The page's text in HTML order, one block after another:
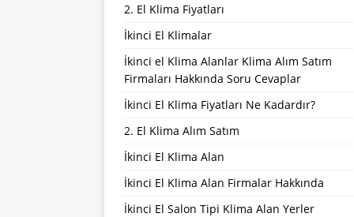
2. El Klima Fiyatları
İkinci El Klimalar
İkinci el Klima Alanlar Klima Alım Satım
Firmaları Hakkında Soru Cevaplar
İkinci El Klima Fiyatları Ne Kadardır?
2. El Klima Alım Satım
İkinci El Klima Alan
İkinci El Klima Alan Firmalar Hakkında
İkinci El Salon Tipi Klima Alan Yerler